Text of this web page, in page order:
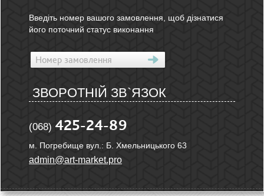
Введіть номер вашого замовлення, щоб дізнатися
його поточний статус виконання
ЗВОРОТНІЙ ЗВ`ЯЗОК
(068) 425-24-89
м. Погребище вул.: Б. Хмельницького 63
admin@art-market.pro